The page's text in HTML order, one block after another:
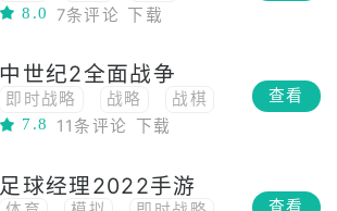
模拟
即时战略
烧脑
小清新
俯视角
PVE
8.0 7条评论 下载
中世纪2全面战争
即时战略 战略
战棋
7.8
11条评论 下载
查看
足球经理2022手游
查看